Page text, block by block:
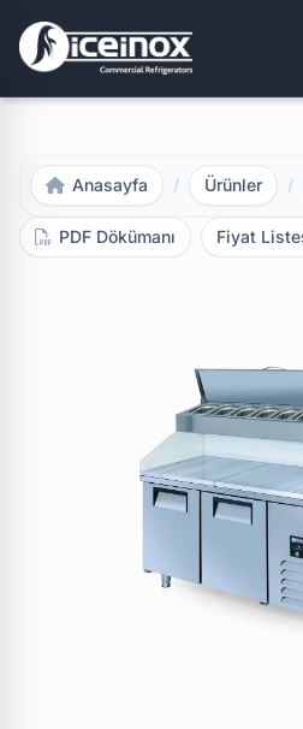
Aramak için Enter'a basınız
Anasayfa / Ürünler /
PDF Dökümanı Fiyat